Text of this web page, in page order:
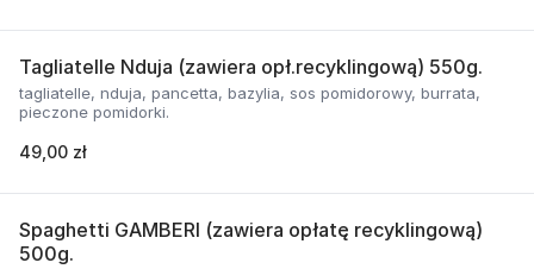
Tagliatelle Nduja (zawiera opł.recyklingową) 550g.
tagliatelle, nduja, pancetta, bazylia, sos pomidorowy, burrata,
pieczone pomidorki.
49,00 zł
Spaghetti GAMBERI (zawiera opłatę recyklingową)
500g.